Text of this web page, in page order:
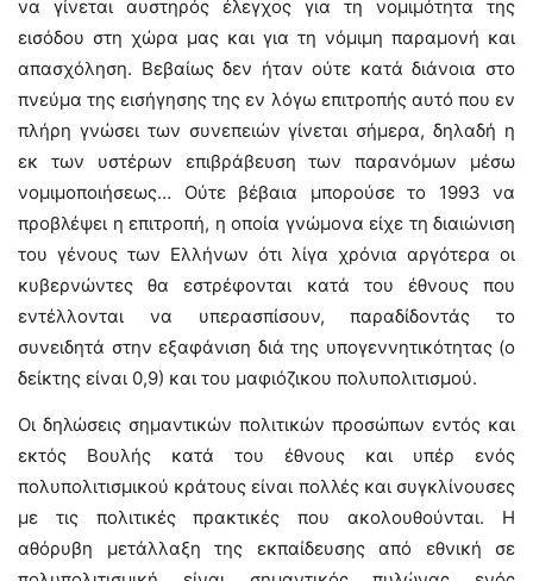
να γίνεται αυστηρός έλεγχος για τη νομιμότητα της
εισόδου στη χώρα μας και για τη νόμιμη παραμονή και
απασχόληση. Βεβαίως δεν ήταν ούτε κατά διάνοια στο
πνεύμα της εισήγησης της εν λόγω επιτροπής αυτό που εν
πλήρη γνώσει των συνεπειών γίνεται σήμερα, δηλαδή η
εκ των υστέρων επιβράβευση των παρανόμων μέσω
νομιμοποιήσεως… Ούτε βέβαια μπορούσε το 1993 να
προβλέψει η επιτροπή, η οποία γνώμονα είχε τη διαιώνιση
του γένους των Ελλήνων ότι λίγα χρόνια αργότερα οι
κυβερνώντες θα εστρέφονται κατά του έθνους που
εντέλλονται να υπερασπίσουν, παραδίδοντάς το
συνειδητά στην εξαφάνιση διά της υπογεννητικότητας (ο
δείκτης είναι 0,9) και του μαφιόζικου πολυπολιτισμού.
Οι δηλώσεις σημαντικών πολιτικών προσώπων εντός και
εκτός Βουλής κατά του έθνους και υπέρ ενός
πολυπολιτισμικού κράτους είναι πολλές και συγκλίνουσες
με τις πολιτικές πρακτικές που ακολουθούνται. Η
αθόρυβη μετάλλαξη της εκπαίδευσης από εθνική σε